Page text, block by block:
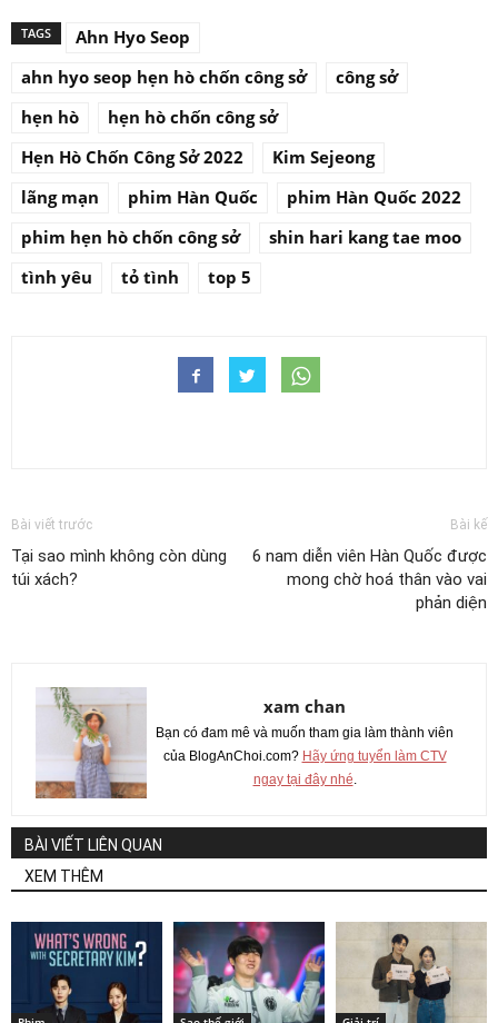
TAGS
Ahn Hyo Seop
ahn hyo seop hẹn hò chốn công sở
công sở
hẹn hò
hẹn hò chốn công sở
Hẹn Hò Chốn Công Sở 2022
Kim Sejeong
lãng mạn
phim Hàn Quốc
phim Hàn Quốc 2022
phim hẹn hò chốn công sở
shin hari kang tae moo
tình yêu
tỏ tình top 5
Bài viết trước
Tại sao mình không còn dùng
túi xách?
Bài kế
6 nam diễn viên Hàn Quốc được
mong chờ hoá thân vào vai
phản diện
xam chan
Bạn có đam mê và muốn tham gia làm thành viên
của BlogAnChoi.com? Hãy ứng tuyển làm CTV
ngay tại đây nhé
BÀI VIẾT LIÊN QUAN
XEM THÊM